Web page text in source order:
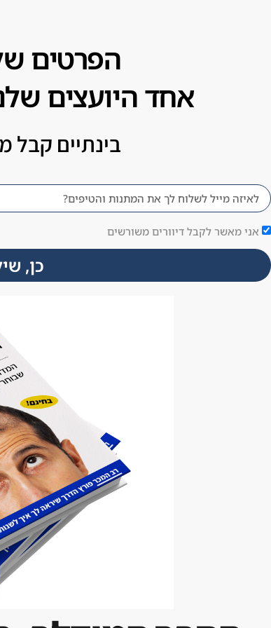
הפרטים
אחד היועצים
בינתיים קבל
אני מאשר לקבל דיוורים משורשים
כן,